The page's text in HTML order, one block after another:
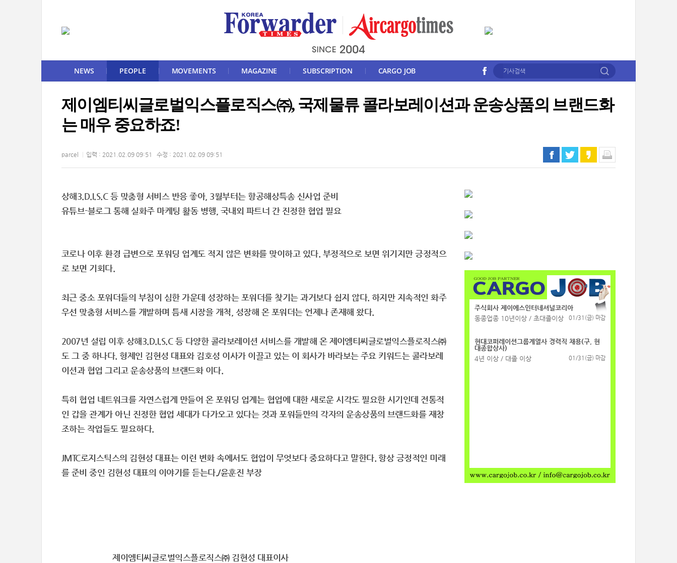
NEWS PEOPLE MOVEMENTS MAGAZINE SUBSCRIPTION CARGO JOB
제이엠티씨글로벌익스플로직스㈜, 국제물류 콜라보레이션과 운송상품의 브랜드화
는 매우 중요하죠!
parcel 입력 : 2021.02.09 09:51 수정 : 2021.02.09 09:51
상해3.D.I.S.C 등 맞춤형 서비스 반응 좋아, 3월부터는 항공해상특송 신사업 준비
유튜브-블로그 통해 실화주 마케팅 활동 병행, 국내외 파트너 간 진정한 협업 필요
코로나 이후 환경 급변으로 포워딩 업계도 적지 않은 변화를 맞이하고 있다. 부정적으로 보면 위기지만 긍정적으
로 보면 기회다.
최근 중소 포워더들의 부침이 심한 가운데 성장하는 포워더를 찾기는 과거보다 쉽지 않다. 하지만 지속적인 화주
우선 맞춤형 서비스를 개발하며 틈새 시장을 개척, 성장해 온 포워더는 언제나 존재해 왔다.
2007년 설립 이후 상해3.D.I.S.C 등 다양한 콜라보레이션 서비스를 개발해 온 제이엠티씨글로벌익스플로직스㈜
도 그 중 하나다. 형제인 김현성 대표와 김호성 이사가 이끌고 있는 이 회사가 바라보는 주요 키워드는 콜라보레
이션과 협업 그리고 운송상품의 브랜드화 이다.
특히 협업 네트워크를 자연스럽게 만들어 온 포워딩 업계는 협업에 대한 새로운 시각도 필요한 시기인데 전통적
인 갑을 관계가 아닌 진정한 협업 세대가 다가오고 있다는 것과 포워들만의 각자의 운송상품의 브랜드화를 재창
조하는 작업들도 필요하다.
JMTC로지스틱스의 김현성 대표는 이런 변화 속에서도 협업이 무엇보다 중요하다고 말한다. 항상 긍정적인 미래
를 준비 중인 김현성 대표의 이야기를 듣는다./윤훈진 부장
제이엠티씨글로벌익스플로직스㈜ 김현성 대표이사
주식회사 제이에스인터네셔널코리아
동종업종 10년이상 / 초대졸이상
01/31(금) 마감
현대코퍼레이션그룹계열사 경력직 채용(구, 현
대종합상사)
4년 이상 / 대졸 이상
01/31(금) 마감